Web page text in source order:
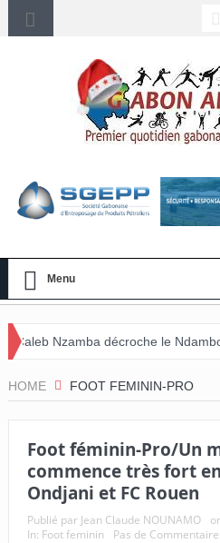
Menu
le Ndambo d’Or 2026 et
HOME FOOT FEMININ-PRO
Foot féminin-Pro/Un
commence très fort
Ondjani et FC Rouen
Publié par Jean Claude NOUNAMO
In: Foot feminin Pas de